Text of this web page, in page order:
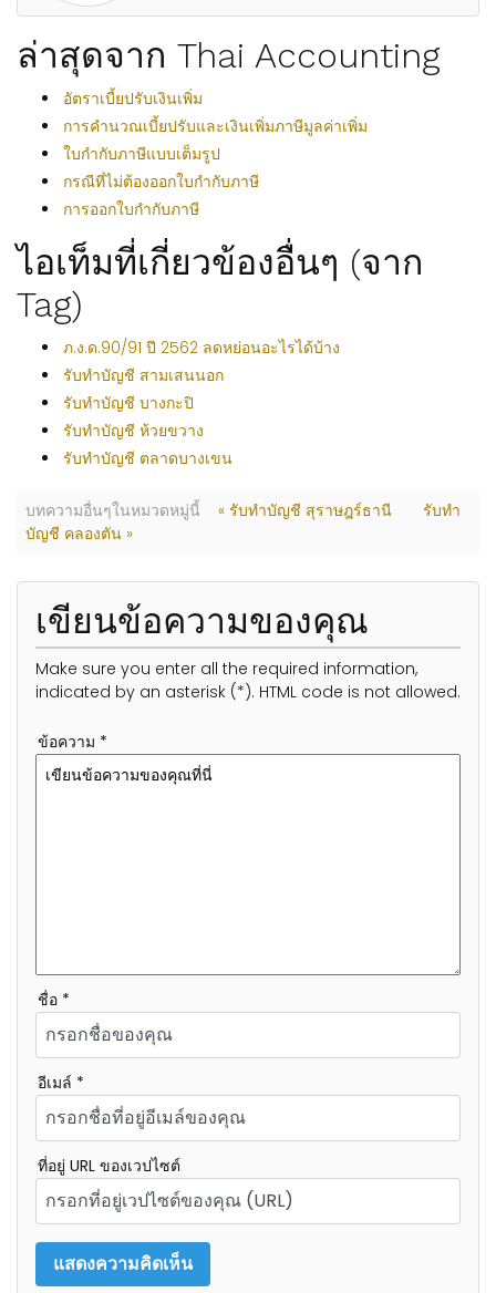
ล่าสุดจาก Thai Accounting
อัตราเบี้ยปรับเงินเพิ่ม
การคำนวณเบี้ยปรับและเงินเพิ่มภาษีมูลค่าเพิ่ม
ใบกำกับภาษีแบบเต็มรูป
กรณีที่ไม่ต้องออกใบกำกับภาษี
การออกใบกำกับภาษี
ไอเท็มที่เกี่ยวข้องอื่นๆ (จาก
Tag)
ภ.ง.ด.90/91 ปี 2562 ลดหย่อนอะไรได้บ้าง
รับทำบัญชี สามเสนนอก
รับทำบัญชี บางกะปิ
รับทำบัญชี ห้วยขวาง
รับทำบัญชี ตลาดบางเขน
บทความอื่นๆในหมวดหมู่นี้ « รับทำบัญชี สุราษฎร์ธานี
รับทำ
บัญชี คลองตัน »
เขียนข้อความของคุณ
Make sure you enter all the required information,
indicated by an asterisk (*). HTML code is not allowed.
ข้อความ *
ชื่อ *
อีเมล์ *
ที่อยู่ URL ของเวปไซต์